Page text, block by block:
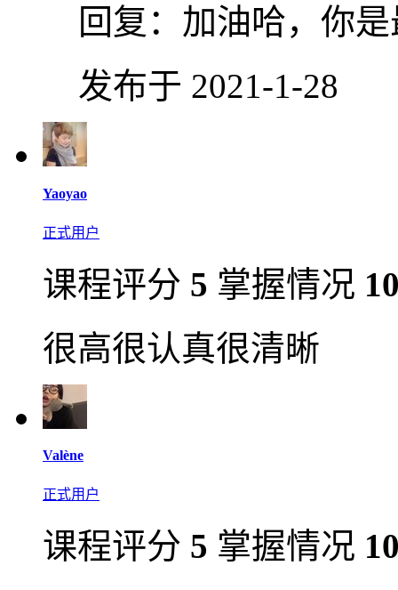
回复： 加油哈，你
发布于 2021-1-28
Yaoyao
正式用户
课程评分 5 掌握情况
很高很认真很清晰
Valène
正式用户
课程评分 5 掌握情况